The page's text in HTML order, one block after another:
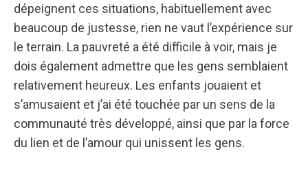
dépeignent ces situations, habituellement avec
beaucoup de justesse, rien ne vaut l’expérience sur
le terrain. La pauvreté a été difficile à voir, mais je
dois également admettre que les gens semblaient
relativement heureux. Les enfants jouaient et
s’amusaient et j’ai été touchée par un sens de la
communauté très développé, ainsi que par la force
du lien et de l’amour qui unissent les gens.